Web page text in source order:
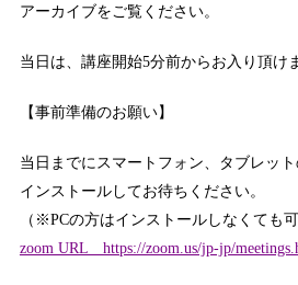
アーカイブをご覧ください。
当日は、講座開始5分前からお入り頂け
【事前準備のお願い】
当日までにスマートフォン、タブレッ
インストールしてお待ちください。
（※PCの方はインストールしなくても可
zoom URL https://zoom.us/jp-jp/